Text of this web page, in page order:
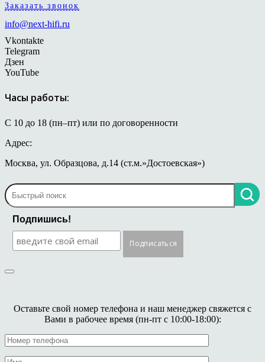
Заказать звонок
info@next-hifi.ru
Vkontakte
Telegram
Дзен
YouTube
Часы работы:
С 10 до 18 (пн–пт) или по договоренности
Адрес:
Москва, ул. Образцова, д.14 (ст.м.»Достоевская»)
Подпишись!
Оставьте свой номер телефона и наш менеджер свяжется с
Вами в рабочее время (пн-пт с 10:00-18:00):